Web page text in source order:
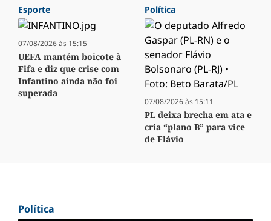
Esporte
07/08/2026 às 15:15
UEFA mantém boicote à
Fifa e diz que crise com
Infantino ainda não foi
superada
Política
07/08/2026 às 15:11
PL deixa brecha em ata e
cria “plano B” para vice
de Flávio
Política